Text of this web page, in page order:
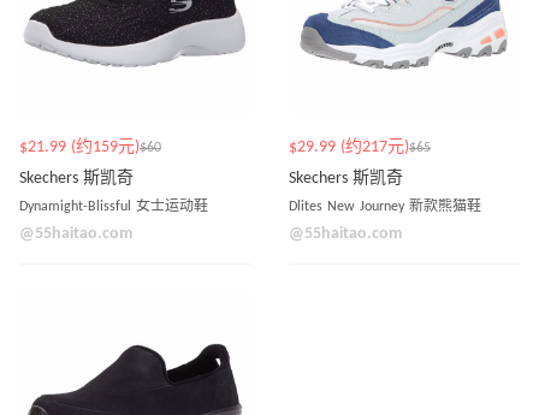
$21.99 (约159元)$60
Skechers 斯凯奇
Dynamight-Blissful 女士运动鞋
@55haitao.com
$29.99 (约217元)$65
Skechers 斯凯奇
Dlites New Journey 新款熊猫鞋
@55haitao.com